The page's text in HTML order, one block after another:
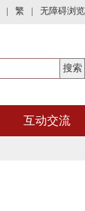
| 繁 | 无障碍浏览
互动交流